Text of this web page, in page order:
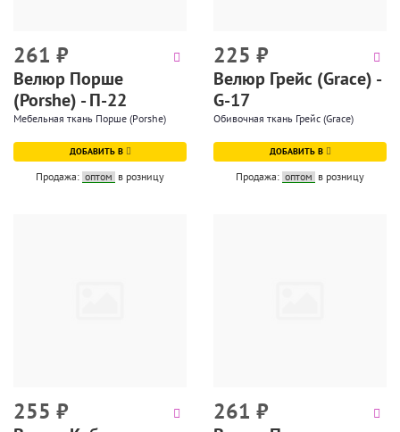
261 ₽
Велюр Порше
(Porshe) - П-22
Мебельная ткань Порше (Porshe)
ДОБАВИТЬ В
Продажа: оптом в розницу
225 ₽
Велюр Грейс (Grace) -
G-17
Обивочная ткань Грейс (Grace)
ДОБАВИТЬ В
Продажа: оптом в розницу
255 ₽ 261 ₽